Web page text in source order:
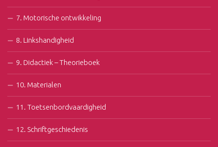
7. Motorische ontwikkeling
8. Linkshandigheid
9. Didactiek – Theorieboek
10. Materialen
11. Toetsenbordvaardigheid
12. Schriftgeschiedenis